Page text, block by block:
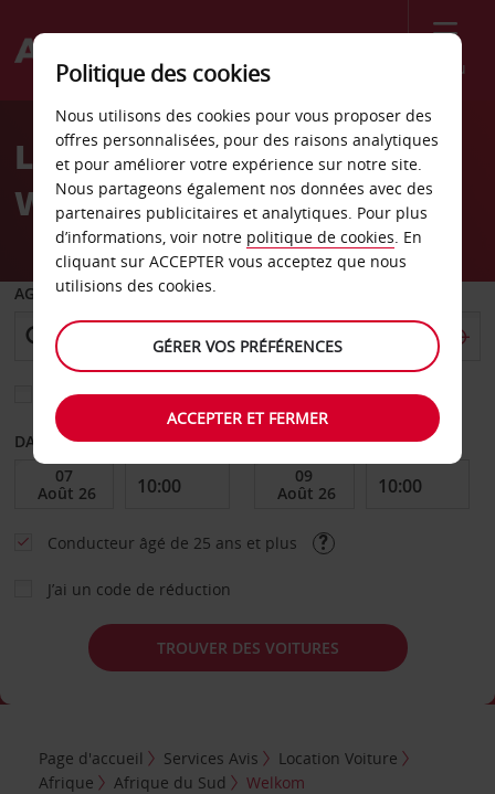
Menu
Welcome
AvisLocation de voiture
Welkom
AGENCE DE DÉPART
Sélectionnez une autre agence de retour
DATE DE DÉBUT DATE DE FIN
Conducteur âgé de 25 ans et plus
J’ai un code de réduction
TROUVER DES VOITURES
Page d'accueil Services Avis
Location Voiture
Afrique
Afrique du Sud Welkom
Politique des cookies
Nous utilisons des cookies pour vous proposer des
offres personnalisées, pour des raisons analytiques
et pour améliorer votre expérience sur notre site.
Nous partageons également nos données avec des
partenaires publicitaires et analytiques. Pour plus
d’informations, voir notre politique de cookies. En
cliquant sur ACCEPTER vous acceptez que nous
utilisions des cookies.
GÉRER VOS PRÉFÉRENCES
ACCEPTER ET FERMER